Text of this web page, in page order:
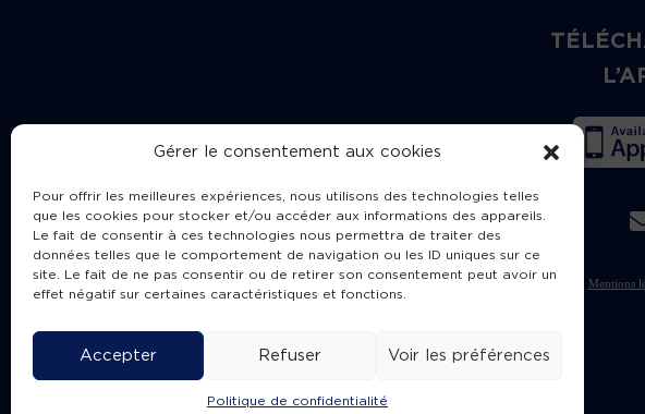
Gérer le consentement aux cookies
Pour offrir les meilleures expériences, nous utilisons des technologies telles
que les cookies pour stocker et/ou accéder aux informations des appareils.
Le fait de consentir à ces technologies nous permettra de traiter des
données telles que le comportement de navigation ou les ID uniques sur ce
site. Le fait de ne pas consentir ou de retirer son consentement peut avoir un
effet négatif sur certaines caractéristiques et fonctions.
Accepter Refuser Voir les préférences
Politique de confidentialité
Charte de publication Mentions